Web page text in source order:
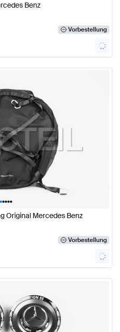
Benz
Vorbestellung
•••••
Original Mercedes Benz
Vorbestellung